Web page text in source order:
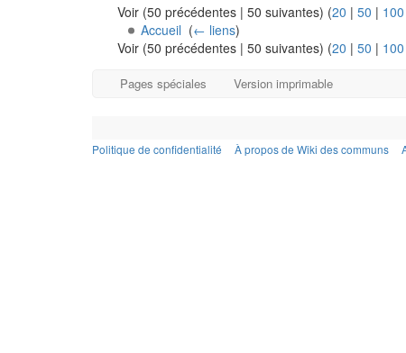
Voir (50 précédentes | 50 suivantes) (20 | 50 | 100
Accueil (← liens)
Voir (50 précédentes | 50 suivantes) (20 | 50 | 100
Pages spéciales Version imprimable
Politique de confidentialité À propos de Wiki des communs